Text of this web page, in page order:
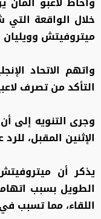
خلال الواقعة
ميتروفيتش
واتهم الاتحاد
التأكد من تصرف
وجرى التنويه إلى أن
الإثنين المقبل،
يذكر أن
الطويل بسبب
اللقاء، مما تسبب